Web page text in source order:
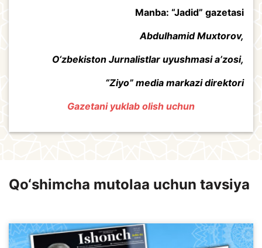
Manba: “Jadid” gazetasi
Abdulhamid Muxtorov,
O‘zbekiston Jurnalistlar uyushmasi a’zosi,
“Ziyo” media markazi direktori
Gazetani yuklab olish uchun
Qo‘shimcha mutolaa uchun tavsiya